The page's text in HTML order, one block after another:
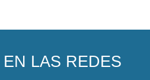
LAS REDES